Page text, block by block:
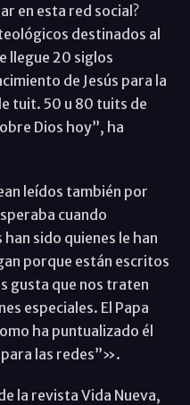
en esta red social?
destinados al
llegue 20 siglos
de Jesús para la
tuit. 50 u 80 tuits de
Dios hoy”, ha
leídos también por
cuando
sido quienes le han
porque están escritos
gusta que nos traten
especiales. El Papa
ha puntualizado él
para las redes”».
la revista Vida Nueva,